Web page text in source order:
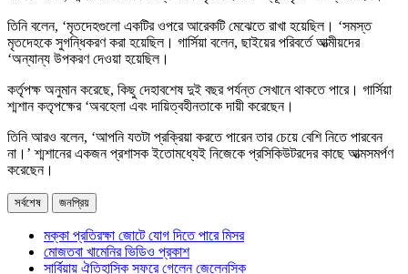
তিনি বলেন, ‘মৃতদেহগুলো একটির ওপরে আরেকটি মেঝেতে রাখা হয়েছিল। ‘সমস্ত
মৃতদেহকে সুগন্ধিকরণ করা হয়েছিল। গার্সিয়া বলেন, ছাইয়ের পরিবর্তে আত্মীয়দের
‘অন্যান্য উপকরণ দেওয়া হয়েছিল।
কর্তৃপক্ষ অনুমান করেছে, কিছু দেহাবশেষ দুই বছর পর্যন্ত সেখানে থাকতে পারে। গার্সিয়া
শ্মশান কতৃপক্ষের ‘অবহেলা এবং দায়িত্বহীনতাকে দায়ী করেছেন।
তিনি আরও বলেন, ‘আপনি যতটা প্রক্রিয়া করতে পারেন তার চেয়ে বেশি নিতে পারবেন
না।’ শ্মশানের একজন প্রশাসক ইতোমধ্যেই নিজেকে প্রসিকিউটরদের কাছে আত্মসমর্পণ
করেছেন।
সর্বশেষ জনপ্রিয়
মক্কা প্রতিরক্ষা জোটে যোগ দিতে পারে মিসর
মোজতবা খামেনির ভিডিও প্রকাশ
সার্বিয়ায় ঐতিহাসিক সফরে গেলেন জেলেনস্কি